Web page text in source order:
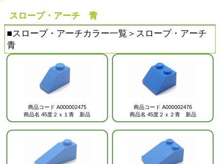
スロープ・アーチ 青
■スロープ・アーチカラー一覧 ＞スロープ・アーチ
青
商品コード A000002475
商品名 45度２ｘ１青 新品
商品コード A000002476
商品名 45度２ｘ２青 新品